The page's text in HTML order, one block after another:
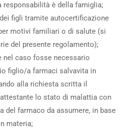
responsabilità è della famiglia;
figli tramite autocertificazione
motivi familiari o di salute (si
del presente regolamento);
nel caso fosse necessario
figlio/a farmaci salvavita in
alla richiesta scritta il
lo stato di malattia con
del farmaco da assumere, in base
materia;